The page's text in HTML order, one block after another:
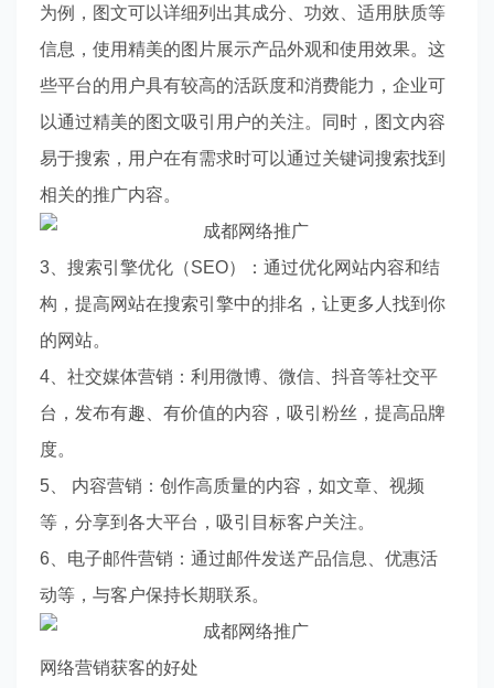
为例，图文可以详细列出其成分、功效、适用肤质等
信息，使用精美的图片展示产品外观和使用效果。这
些平台的用户具有较高的活跃度和消费能力，企业可
以通过精美的图文吸引用户的关注。同时，图文内容
易于搜索，用户在有需求时可以通过关键词搜索找到
相关的推广内容。
3、搜索引擎优化（SEO）：通过优化网站内容和结
构，提高网站在搜索引擎中的排名，让更多人找到你
的网站。
4、社交媒体营销：利用微博、微信、抖音等社交平
台，发布有趣、有价值的内容，吸引粉丝，提高品牌
度。
5、 内容营销：创作高质量的内容，如文章、视频
等，分享到各大平台，吸引目标客户关注。
6、电子邮件营销：通过邮件发送产品信息、优惠活
动等，与客户保持长期联系。
网络营销获客的好处